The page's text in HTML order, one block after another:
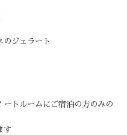
ジェラート
ートルームにご宿泊の方のみの
す